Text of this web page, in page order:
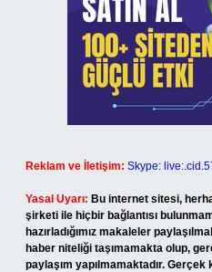
Reklam ve İletişim: Skype:
Yasal Uyarı: Bu internet sitesi,
şirketi ile hiçbir bağlantısı
hazırladığımız makaleler
haber niteliği taşımamakta olup,
paylaşım yapılmamaktadır.